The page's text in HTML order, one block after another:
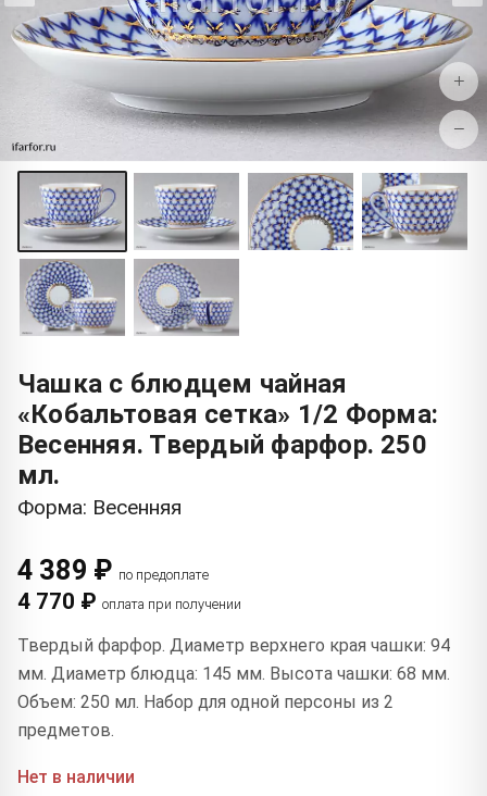
+
−
Чашка с блюдцем чайная
«Кобальтовая сетка» 1/2 Форма:
Весенняя. Твердый фарфор. 250
мл.
Форма: Весенняя
4 389 ₽ по предоплате
4 770 ₽ оплата при получении
Твердый фарфор. Диаметр верхнего края чашки: 94
мм. Диаметр блюдца: 145 мм. Высота чашки: 68 мм.
Объем: 250 мл. Набор для одной персоны из 2
предметов.
Нет в наличии